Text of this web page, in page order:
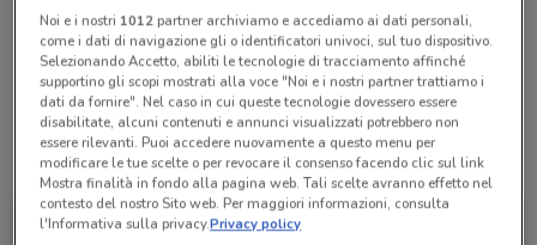
Lunedì n.d.
Martedì n.d.
Mercoledì n.d.
Giovedì n.d.
Venerdì n.d.
Sabato n.d.
Domenica n.d.
Tutte le promozioni di questo negozio
Noi e i nostri 1012partner archiviamo e accediamo ai dati personali,
come i dati di navigazione gli o identificatori univoci, sul tuo dispositivo.
Selezionando Accetto, abiliti le tecnologie di tracciamento affinché
supportino gli scopi mostrati alla voce "Noi e i nostri partner trattiamo i
dati da fornire". Nel caso in cui queste tecnologie dovessero essere
disabilitate, alcuni contenuti e annunci visualizzati potrebbero non
essere rilevanti. Puoi accedere nuovamente a questo menu per
modificare le tue scelte o per revocare il consenso facendo clic sul link
Mostra finalità in fondo alla pagina web. Tali scelte avranno effetto nel
contesto del nostro Sito web. Per maggiori informazioni, consulta
l'Informativa sulla privacy.Privacy policy